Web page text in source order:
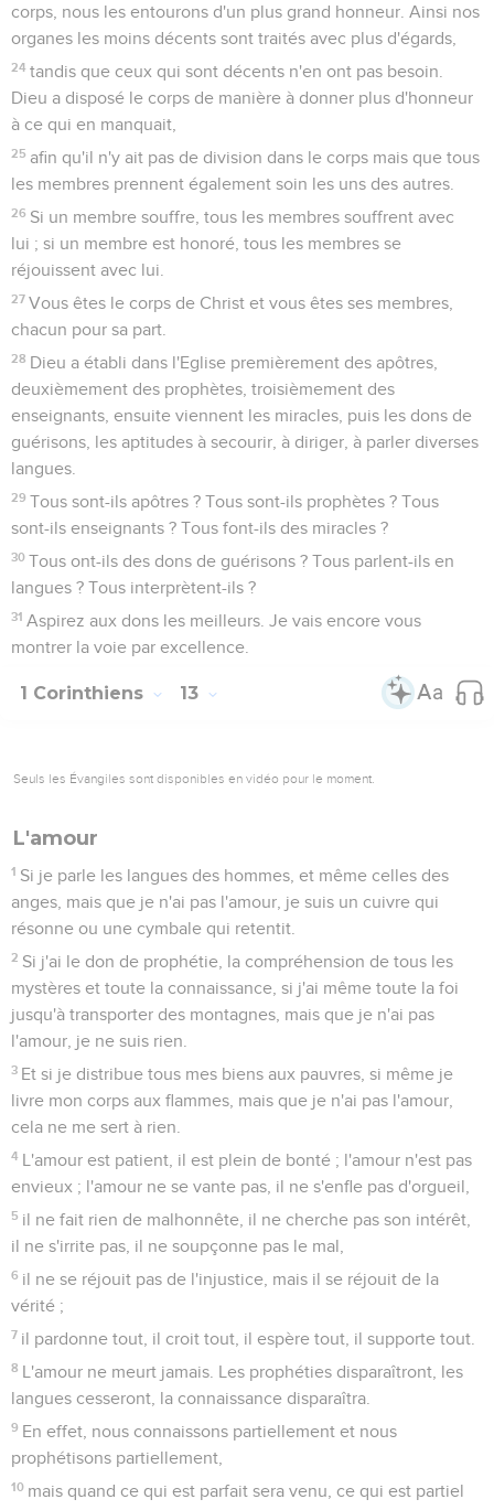
corps, nous les entourons d'un plus grand honneur. Ainsi nos
organes les moins décents sont traités avec plus d'égards,
24 tandis que ceux qui sont décents n'en ont pas besoin.
Dieu a disposé le corps de manière à donner plus d'honneur
à ce qui en manquait,
25 afin qu'il n'y ait pas de division dans le corps mais que tous
les membres prennent également soin les uns des autres.
26 Si un membre souffre, tous les membres souffrent avec
lui ; si un membre est honoré, tous les membres se
réjouissent avec lui.
27 Vous êtes le corps de Christ et vous êtes ses membres,
chacun pour sa part.
28 Dieu a établi dans l'Eglise premièrement des apôtres,
deuxièmement des prophètes, troisièmement des
enseignants, ensuite viennent les miracles, puis les dons de
guérisons, les aptitudes à secourir, à diriger, à parler diverses
langues.
29 Tous sont-ils apôtres ? Tous sont-ils prophètes ? Tous
sont-ils enseignants ? Tous font-ils des miracles ?
30 Tous ont-ils des dons de guérisons ? Tous parlent-ils en
langues ? Tous interprètent-ils ?
31 Aspirez aux dons les meilleurs. Je vais encore vous
montrer la voie par excellence.
1 Corinthiens 13
Seuls les Évangiles sont disponibles en vidéo pour le moment.
L'amour
1 Si je parle les langues des hommes, et même celles des
anges, mais que je n'ai pas l'amour, je suis un cuivre qui
résonne ou une cymbale qui retentit.
2 Si j'ai le don de prophétie, la compréhension de tous les
mystères et toute la connaissance, si j'ai même toute la foi
jusqu'à transporter des montagnes, mais que je n'ai pas
l'amour, je ne suis rien.
3 Et si je distribue tous mes biens aux pauvres, si même je
livre mon corps aux flammes, mais que je n'ai pas l'amour,
cela ne me sert à rien.
4 L'amour est patient, il est plein de bonté ; l'amour n'est pas
envieux ; l'amour ne se vante pas, il ne s'enfle pas d'orgueil,
5 il ne fait rien de malhonnête, il ne cherche pas son intérêt,
il ne s'irrite pas, il ne soupçonne pas le mal,
6 il ne se réjouit pas de l'injustice, mais il se réjouit de la
vérité ;
7 il pardonne tout, il croit tout, il espère tout, il supporte tout.
8 L'amour ne meurt jamais. Les prophéties disparaîtront, les
langues cesseront, la connaissance disparaîtra.
9 En effet, nous connaissons partiellement et nous
prophétisons partiellement,
10 mais quand ce qui est parfait sera venu, ce qui est partiel